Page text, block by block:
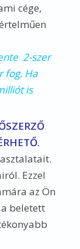
cége,
2-szer
fog. Ha
is
Ezzel
az Ön
beletett